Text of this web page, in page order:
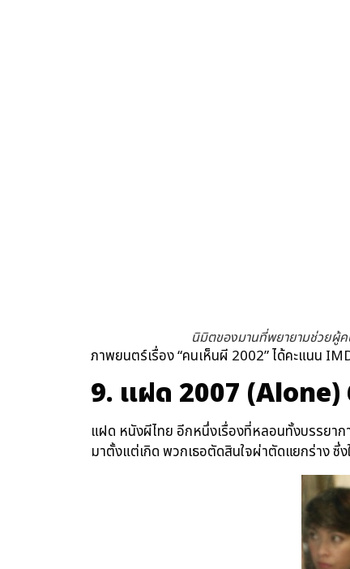
นิมิตของมานที่พยายามช่วยผู้
ภาพยนตร์เรื่อง “คนเห็นผี 2002” ได้คะแนน
9. แฝด 2007 (Alone)
แฝด หนังผีไทย อีกหนึ่งเรื่องที่หลอนทั้งบรรยา
มาตั้งแต่เกิด พวกเธอตัดสินใจผ่าตัดแยกร่าง